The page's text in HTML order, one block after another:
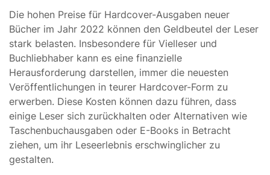
Die hohen Preise für Hardcover-Ausgaben neuer
Bücher im Jahr 2022 können den Geldbeutel der Leser
stark belasten. Insbesondere für Vielleser und
Buchliebhaber kann es eine finanzielle
Herausforderung darstellen, immer die neuesten
Veröffentlichungen in teurer Hardcover-Form zu
erwerben. Diese Kosten können dazu führen, dass
einige Leser sich zurückhalten oder Alternativen wie
Taschenbuchausgaben oder E-Books in Betracht
ziehen, um ihr Leseerlebnis erschwinglicher zu
gestalten.